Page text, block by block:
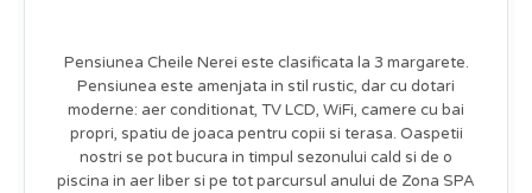
Pensiunea Cheile Nerei este clasificata la 3 margarete.
Pensiunea este amenjata in stil rustic, dar cu dotari
moderne: aer conditionat, TV LCD, WiFi, camere cu bai
propri, spatiu de joaca pentru copii si terasa. Oaspetii
nostri se pot bucura in timpul sezonului cald si de o
piscina in aer liber si pe tot parcursul anului de Zona SPA